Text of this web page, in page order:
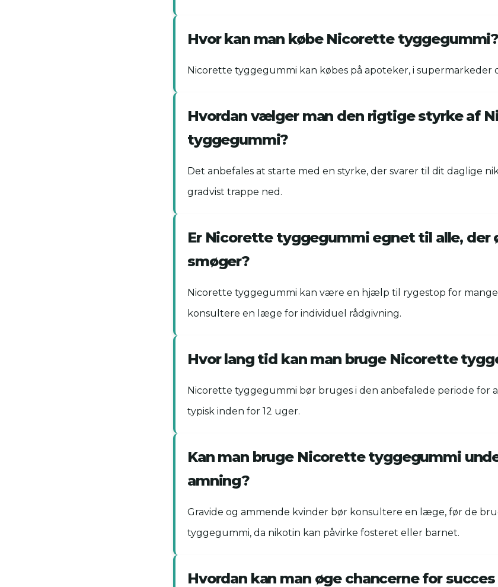
Hvor kan man købe Nicorette tyggegummi?
Nicorette tyggegummi kan købes på apoteker, i supermarkeder
Hvordan vælger man den rigtige styrke af
tyggegummi?
Det anbefales at starte med en styrke, der svarer til dit daglige
gradvist trappe ned.
Er Nicorette tyggegummi egnet til alle, der
smøger?
Nicorette tyggegummi kan være en hjælp til rygestop for
konsultere en læge for individuel rådgivning.
Hvor lang tid kan man bruge Nicorette
Nicorette tyggegummi bør bruges i den anbefalede periode for
typisk inden for 12 uger.
Kan man bruge Nicorette tyggegummi
amning?
Gravide og ammende kvinder bør konsultere en læge, før de
tyggegummi, da nikotin kan påvirke fosteret eller barnet.
Hvordan kan man øge chancerne for